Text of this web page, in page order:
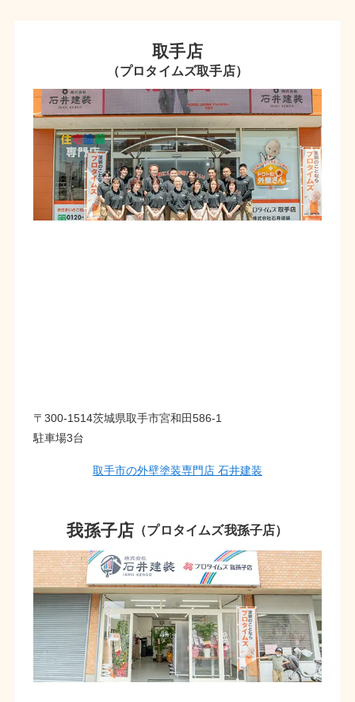
取手店
（プロタイムズ取手店）
〒300-1514茨城県取手市宮和田586-1
駐車場3台
取手市の外壁塗装専門店 石井建装
我孫子店 （プロタイムズ我孫子店）